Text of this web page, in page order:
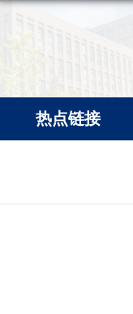
热点链接